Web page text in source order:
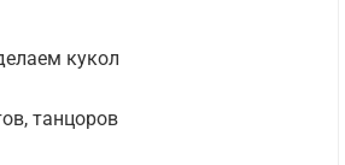
кукол
танцоров